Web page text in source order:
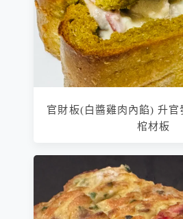
官財板(白醬雞肉內餡) 升官
棺材板